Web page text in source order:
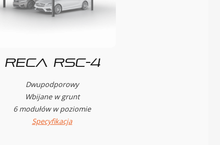
Reca RSC-4
Dwupodporowy
Wbijane w grunt
6 modułów w poziomie
Specyfikacja